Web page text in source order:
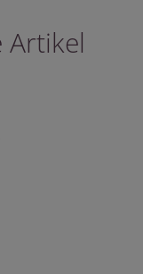
Artikel